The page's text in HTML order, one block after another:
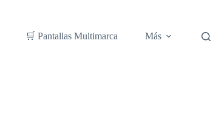
🛒 Pantallas Multimarca Más